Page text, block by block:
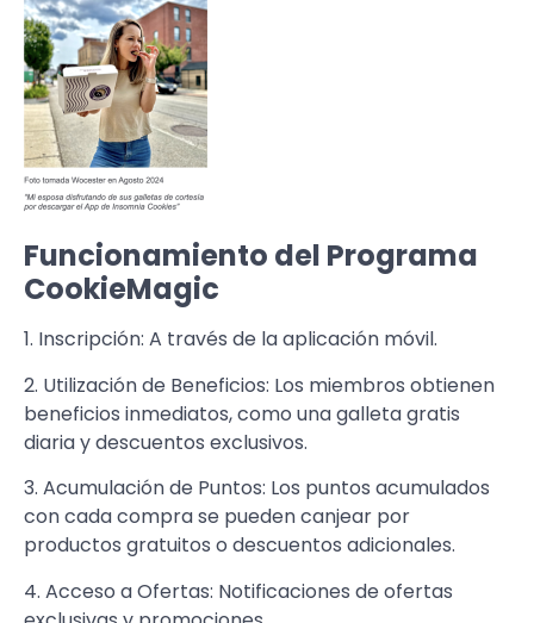
Funcionamiento del Programa
CookieMagic
1. Inscripción: A través de la aplicación móvil.
2. Utilización de Beneficios: Los miembros obtienen
beneficios inmediatos, como una galleta gratis
diaria y descuentos exclusivos.
3. Acumulación de Puntos: Los puntos acumulados
con cada compra se pueden canjear por
productos gratuitos o descuentos adicionales.
4. Acceso a Ofertas: Notificaciones de ofertas